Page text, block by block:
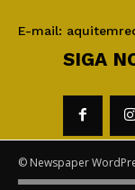
E-mail:
SIGA
© Newspaper